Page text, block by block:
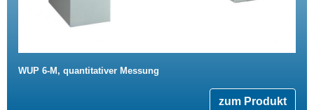
WUP 6-M, quantitativer Messung
zum Produkt